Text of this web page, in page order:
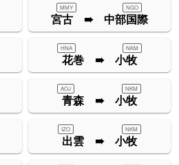
宮古 ➠ 中部国際
MMY NGO
花巻 ➠ 小牧
HNA NKM
青森 ➠ 小牧
AOJ NKM
出雲 ➠ 小牧
IZO NKM